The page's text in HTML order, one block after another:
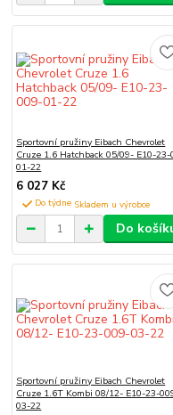
Sportovní pružiny Eibach Chevrolet
Cruze 1.6 Hatchback 05/09- E10-
01-22
6 027 Kč
Do týdne
Do
Sportovní pružiny Eibach Chevrolet
Cruze 1.6T Kombi 08/12- E10-23-
03-22